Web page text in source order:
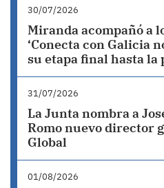
30/07/2026
Miranda acompañó a
‘Conecta con Galicia
su etapa final hasta la
31/07/2026
La Junta nombra a
Romo nuevo director
Global
01/08/2026